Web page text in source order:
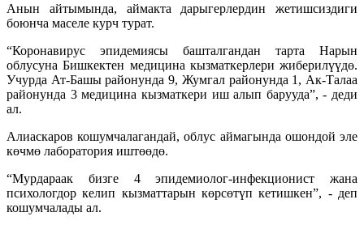
Анын айтымында, аймакта дарыгерлердин жетишсиздиги
боюнча маселе курч турат.
“Коронавирус эпидемиясы башталгандан тарта Нарын
облусуна Бишкектен медицина кызматкерлери жиберилүүдө.
Учурда Ат-Башы районунда 9, Жумгал районунда 1, Ак-Талаа
районунда 3 медицина кызматкери иш алып барууда”, - деди
ал.
Алиаскаров кошумчалагандай, облус аймагында ошондой эле
көчмө лаборатория иштөөдө.
“Мурдараак бизге 4 эпидемиолог-инфекционист жана
психологдор келип кызматтарын көрсөтүп кетишкен”, - деп
кошумчалады ал.